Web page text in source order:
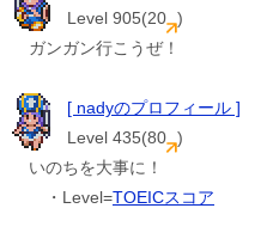
Level 905(20 )
ガンガン行こうぜ！
[ nadyのプロフィール ]
Level 435(80 )
いのちを大事に！
・Level=TOEICスコア